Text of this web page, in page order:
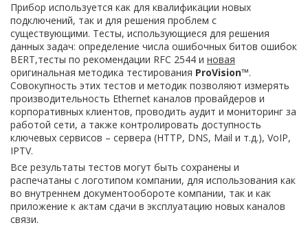
Прибор используется как для квалификации новых
подключений, так и для решения проблем с
существующими. Тесты, использующиеся для решения
данных задач: определение числа ошибочных битов ошибок
BERT,тесты по рекомендации RFC 2544 и новая
оригинальная методика тестирования ProVision™.
Совокупность этих тестов и методик позволяют измерять
производительность Ethernet каналов провайдеров и
корпоративных клиентов, проводить аудит и мониторинг за
работой сети, а также контролировать доступность
ключевых сервисов – сервера (HTTP, DNS, Mail и т.д.), VoIP,
IPTV.
Все результаты тестов могут быть сохранены и
распечатаны с логотипом компании, для использования как
во внутреннем документообороте компании, так и как
приложение к актам сдачи в эксплуатацию новых каналов
связи.